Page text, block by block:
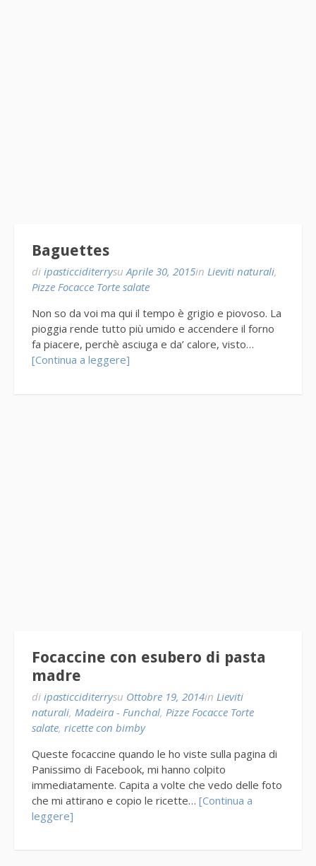
Baguettes
di ipasticciditerrysuAprile 30, 2015in Lieviti naturali,
Pizze Focacce Torte salate
Non so da voi ma qui il tempo è grigio e piovoso. La
pioggia rende tutto più umido e accendere il forno
fa piacere, perchè asciuga e da’ calore, visto…
[Continua a leggere]
Focaccine con esubero di pasta
madre
di ipasticciditerrysu Ottobre 19, 2014in Lieviti
naturali, Madeira - Funchal, Pizze Focacce Torte
salate, ricette con bimby
Queste focaccine quando le ho viste sulla pagina di
Panissimo di Facebook, mi hanno colpito
immediatamente. Capita a volte che vedo delle foto
che mi attirano e copio le ricette… [Continua a
leggere]